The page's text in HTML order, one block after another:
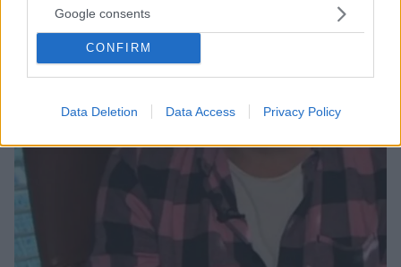
Google consents
CONFIRM
Data Deletion Data Access Privacy Policy